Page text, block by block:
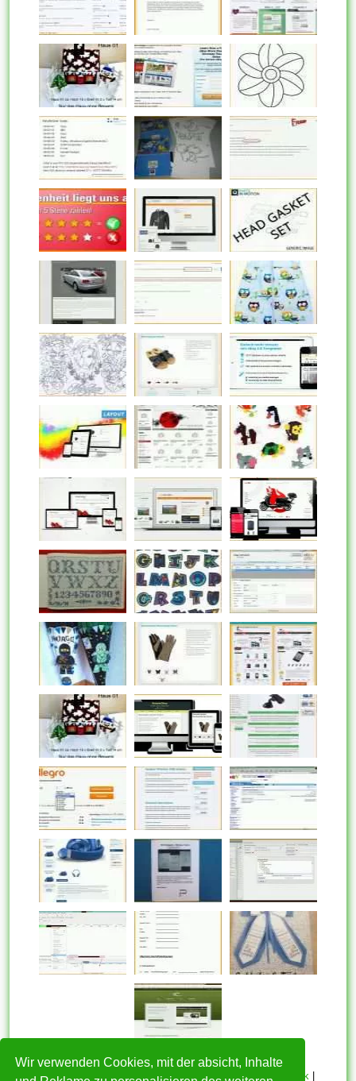
Wir verwenden Cookies, mit der absicht, Inhalte
HOME |Über mich| Datenschutzerklärung|Cookie Politik